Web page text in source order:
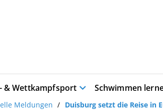
& Wettkampfsport Schwimmen
Meldungen Duisburg setzt die Reise in